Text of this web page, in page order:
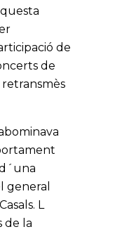
de
de
general
L
de la